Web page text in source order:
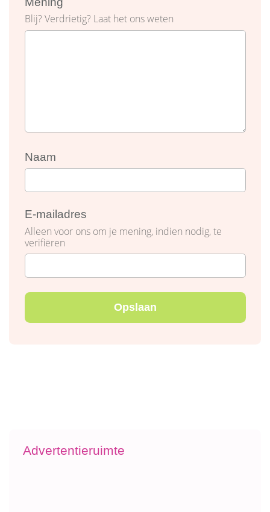
Blij? Verdrietig? Laat het ons weten
Naam
E-mailadres
Alleen voor ons om je mening, indien nodig, te
verifiëren
Advertentieruimte